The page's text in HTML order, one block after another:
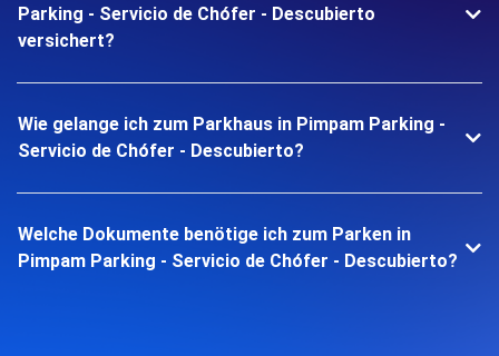
Parking - Servicio de Chófer - Descubierto
versichert?
Wie gelange ich zum Parkhaus in Pimpam Parking -
Servicio de Chófer - Descubierto?
Welche Dokumente benötige ich zum Parken in
Pimpam Parking - Servicio de Chófer - Descubierto?